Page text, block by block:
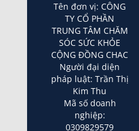
Tên đơn vị: CÔNG
TY CỔ PHẦN
TRUNG TÂM CHĂM
SÓC SỨC KHỎE
CỘNG ĐỒNG CHAC
Người đại diện
pháp luật: Trần Thị
Kim Thu
Mã số doanh
nghiệp:
0309829579